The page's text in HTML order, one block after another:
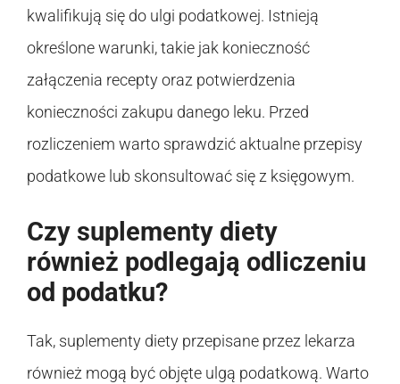
kwalifikują się do ulgi podatkowej. Istnieją
określone warunki, takie jak konieczność
załączenia recepty oraz potwierdzenia
konieczności zakupu danego leku. Przed
rozliczeniem warto sprawdzić aktualne przepisy
podatkowe lub skonsultować się z księgowym.
Czy suplementy diety
również podlegają odliczeniu
od podatku?
Tak, suplementy diety przepisane przez lekarza
również mogą być objęte ulgą podatkową. Warto